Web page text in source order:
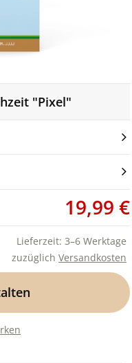
"Pixel"
19,99 €
Lieferzeit: 3–6 Werktage
zuzüglich Versandkosten